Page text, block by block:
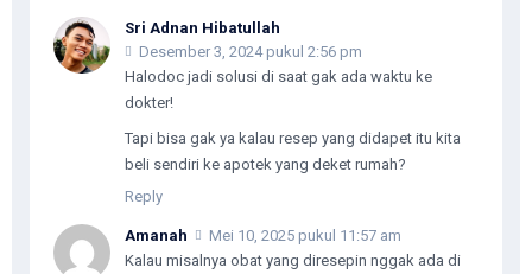
Sri Adnan Hibatullah
Desember 3, 2024 pukul 2:56 pm
Halodoc jadi solusi di saat gak ada waktu ke
dokter!
Tapi bisa gak ya kalau resep yang didapet itu kita
beli sendiri ke apotek yang deket rumah?
Reply
Amanah
Mei 10, 2025 pukul 11:57 am
Kalau misalnya obat yang diresepin nggak ada di